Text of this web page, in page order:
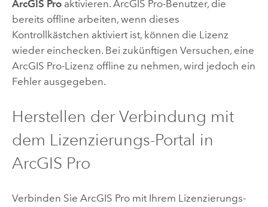
ArcGIS Proaktivieren. ArcGIS Pro-Benutzer, die
bereits offline arbeiten, wenn dieses
Kontrollkästchen aktiviert ist, können die Lizenz
wieder einchecken. Bei zukünftigen Versuchen, eine
ArcGIS Pro-Lizenz offline zu nehmen, wird jedoch ein
Fehler ausgegeben.
Herstellen der Verbindung mit
dem Lizenzierungs-Portal in
ArcGIS Pro
Verbinden Sie ArcGIS Promit Ihrem Lizenzierungs-